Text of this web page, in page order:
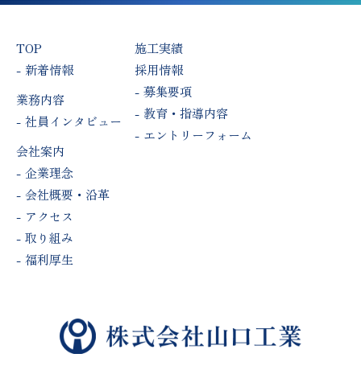
TOP
新着情報
業務内容
社員インタビュー
会社案内
企業理念
会社概要・沿革
アクセス
取り組み
福利厚生
施工実績
採用情報
募集要項
教育・指導内容
エントリーフォーム